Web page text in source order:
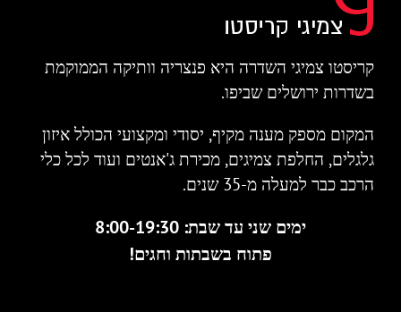
קריסטו צמיגי השדרה היא פנצריה וותיקה הממוקמת
בשדרות ירושלים שביפו.
המקום מספק מענה מקיף, יסודי ומקצועי הכולל איזון
גלגלים, החלפת צמיגים, מכירת ג'אנטים ועוד לכל כלי
הרכב כבר למעלה מ-35 שנים.
ימים שני עד שבת: 8:00-19:30
פתוח בשבתות וחגים!